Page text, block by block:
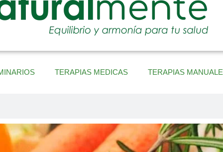
TERAPIAS MEDICAS TERAPIAS